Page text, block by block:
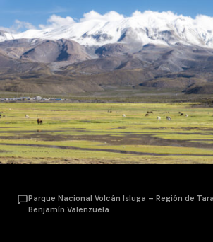
Parque Nacional Volcán Isluga – Región de
Benjamín Valenzuela